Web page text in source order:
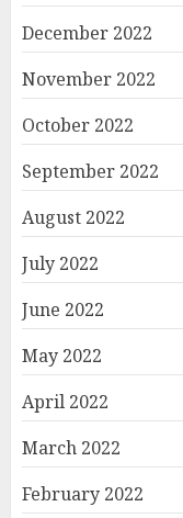
December 2022
November 2022
October 2022
September 2022
August 2022
July 2022
June 2022
May 2022
April 2022
March 2022
February 2022